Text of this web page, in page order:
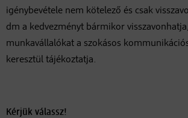
igénybevétele nem kötelező és csak
dm a kedvezményt bármikor
munkavállalókat a szokásos
keresztül tájékoztatja.
Kérjük válassz!